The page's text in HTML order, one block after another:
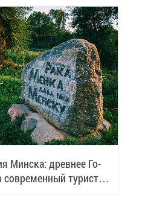
Мин­ска: древ­нее Го­
со­вре­мен­ный ту­ри­сти­